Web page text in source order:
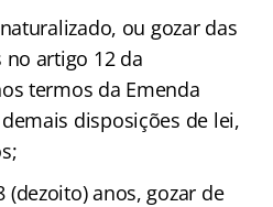
ou gozar das
artigo 12 da
termos da Emenda
disposições de lei,
anos, gozar de